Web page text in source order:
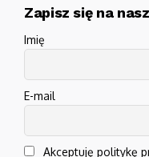
Zapisz się na
Imię
E-mail
Akceptuję politykę